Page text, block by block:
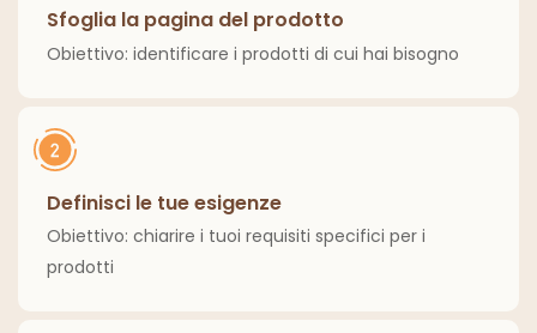
Sfoglia la pagina del prodotto
Obiettivo: identificare i prodotti di cui hai bisogno
Definisci le tue esigenze
Obiettivo: chiarire i tuoi requisiti specifici per i
prodotti